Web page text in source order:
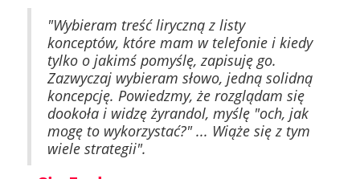
"Wybieram treść liryczną z listy
konceptów, które mam w telefonie i kiedy
tylko o jakimś pomyślę, zapisuję go.
Zazwyczaj wybieram słowo, jedną solidną
koncepcję. Powiedzmy, że rozglądam się
dookoła i widzę żyrandol, myślę "och, jak
mogę to wykorzystać?" ... Wiąże się z tym
wiele strategii".